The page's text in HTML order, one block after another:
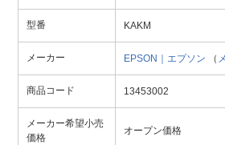
型番 KAKM
メーカー EPSON｜エプソン （
商品コード 13453002
メーカー希望小売
価格
オープン価格